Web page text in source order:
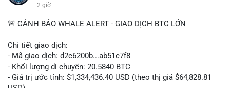
2 giờ
🚨 CẢNH BÁO WHALE ALERT - GIAO DỊCH BTC LỚN
Chi tiết giao dịch:
- Mã giao dịch: d2c6200b...ab51c7f8
- Khối lượng di chuyển: 20.5840 BTC
- Giá trị ước tính: $1,334,436.40 USD (theo thị giá $64,828.81